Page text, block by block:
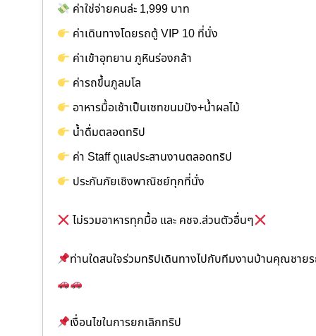
ค่าใช่จ่ายคนล่ะ 1,999 บาท
ค่าเดินทางโดยรถตู้ VIP 10 ที่นั่ง
ค่าเข้าอุทยาน ภูหินร่องกล้า
ค่ารถขึ้นภูลมโล
อาหารมื้อเช้าเป็นเซทขนมปัง+น้ำผลไม้
น้ำดื่มตลอดทริป
ค่า Staff ดูแลประสานงานตลอดทริป
ประกันภัยเชิงพาณิชย์ทุกที่นั่ง
ไม่รวมอาหารทุกมื้อ และ คชจ.ส่วนตัวอื่นๆ
ท่านใดสนใจร่วมทริปเดินทางไปกับทีมงานบ้านคุณชา
เงื่อนไขในการยกเลิกทริป